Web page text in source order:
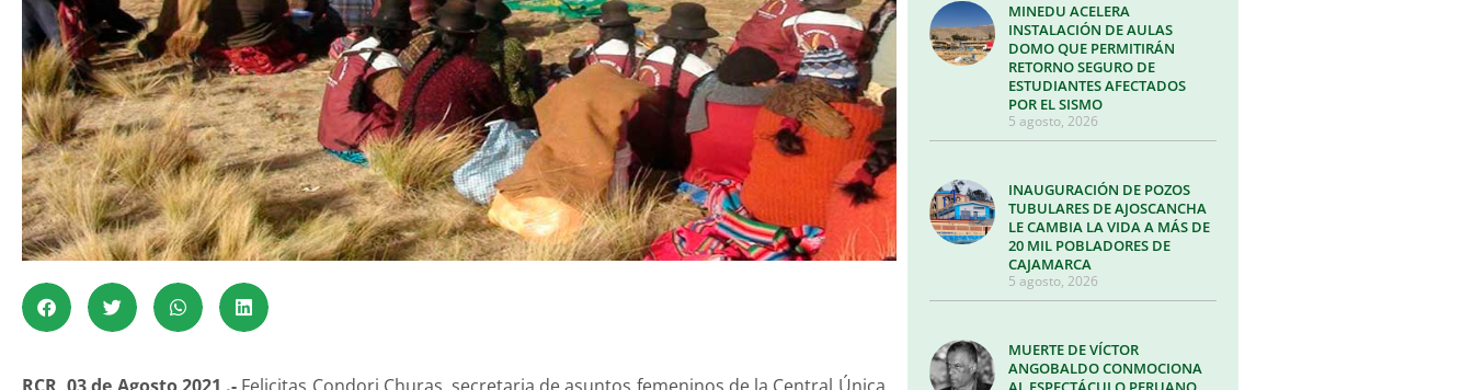
MINEDU ACELERA
INSTALACIÓN DE AULAS
DOMO QUE PERMITIRÁN
RETORNO SEGURO DE
ESTUDIANTES AFECTADOS
POR EL SISMO
5 agosto, 2026
INAUGURACIÓN DE POZOS
TUBULARES DE AJOSCANCHA
LE CAMBIA LA VIDA A MÁS DE
20 MIL POBLADORES DE
CAJAMARCA
5 agosto, 2026
MUERTE DE VÍCTOR
ANGOBALDO CONMOCIONA